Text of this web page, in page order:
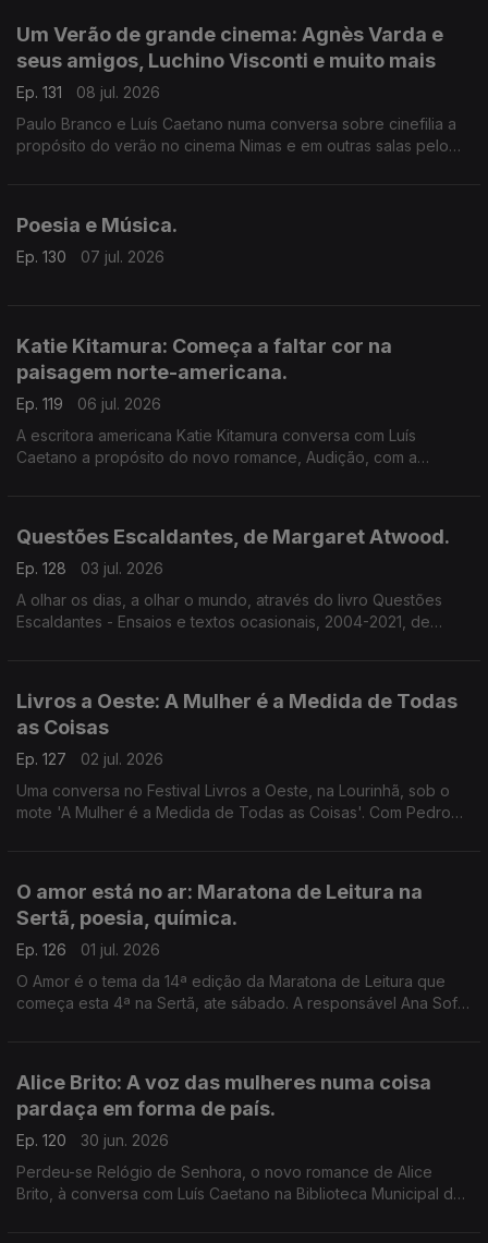
Um Verão de grande cinema: Agnès Varda e
seus amigos, Luchino Visconti e muito mais
Ep. 131
08 jul. 2026
Paulo Branco e Luís Caetano numa conversa sobre cinefilia a
propósito do verão no cinema Nimas e em outras salas pelo
Poesia e Música.
Ep. 130 07 jul. 2026
Katie Kitamura: Começa a faltar cor na
paisagem norte-americana.
Ep. 119
06 jul. 2026
A escritora americana Katie Kitamura conversa com Luís
Caetano a propósito do novo romance, Audição, com a
Questões Escaldantes, de Margaret Atwood.
Ep. 128
03 jul. 2026
A olhar os dias, a olhar o mundo, através do livro Questões
Escaldantes - Ensaios e textos ocasionais, 2004-2021, de
Livros a Oeste: A Mulher é a Medida de Todas
as Coisas
Ep. 127
02 jul. 2026
Uma conversa no Festival Livros a Oeste, na Lourinhã, sob o
mote 'A Mulher é a Medida de Todas as Coisas'. Com Pedro
O amor está no ar: Maratona de Leitura na
Sertã, poesia, química.
Ep. 126
01 jul. 2026
O Amor é o tema da 14ª edição da Maratona de Leitura que
começa esta 4ª na Sertã, ate sábado. A responsável Ana Sofia
Alice Brito: A voz das mulheres numa coisa
pardaça em forma de país.
Ep. 120
30 jun. 2026
Perdeu-se Relógio de Senhora, o novo romance de Alice
Brito, à conversa com Luís Caetano na Biblioteca Municipal de